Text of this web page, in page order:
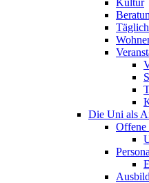
Die Uni als
Offene